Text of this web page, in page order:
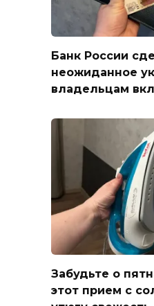
Банк России
неожиданное
владельцам
Забудьте о
этот прием с